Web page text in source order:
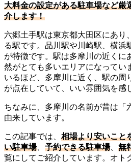
大料金の設定がある駐車場など厳
介します！
六郷土手駅は東京都大田区にあり
る駅です。品川駅や川崎駅、横浜
が特徴です。駅は多摩川の近くに
然がとても多いエリアになってい
いるほど、多摩川に近く、駅の周
が点在していて、いい雰囲気を感
ちなみに、多摩川の名前が昔は「
由来しています。
この記事では、 相場より安いこと
い駐車場、 予約できる駐車場、 無
覧にしてご紹介しています。オト